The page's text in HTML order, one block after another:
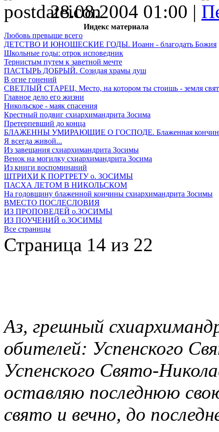
28.08.2004 01:00 |
Индекс материала
Любовь превыше всего
ДЕТСТВО И ЮНОШЕСКИЕ ГОДЫ. Иоанн - благодать Божия
Школьные годы: отрок исповедник
Тернистым путем к заветной мечте
ПАСТЫРЬ ДОБРЫЙ. Созидая храмы душ
В огне гонений
СВЕТЛЫЙ СТАРЕЦ. Место, на котором ты стоишь - земля
Главное дело его жизни
Никольское - маяк спасения
Крестный подвиг схиархимандрита Зосима
Претерпевший до конца
БЛАЖЕННЫ УМИРАЮЩИЕ О ГОСПОДЕ. Блаженная
Я всегда живой...
Из завещания схиархимандрита Зосимы
Венок на могилку схиархимандрита Зосима
Из книги воспоминаний
ШТРИХИ К ПОРТРЕТУ о. ЗОСИМЫ
ПАСХА ЛЕТОМ В НИКОЛЬСКОМ
На годовщину блаженной кончины схиархимандрита Зосимы
ВМЕСТО ПОСЛЕСЛОВИЯ
ИЗ ПРОПОВЕДЕЙ о.ЗОСИМЫ
ИЗ ПОУЧЕНИЙ о.ЗОСИМЫ
Все страницы
Страница 14 из 22
Аз, грешный
обителей: Успенского
Успенского Свято-
оставляю последнюю
свято и вечно, до